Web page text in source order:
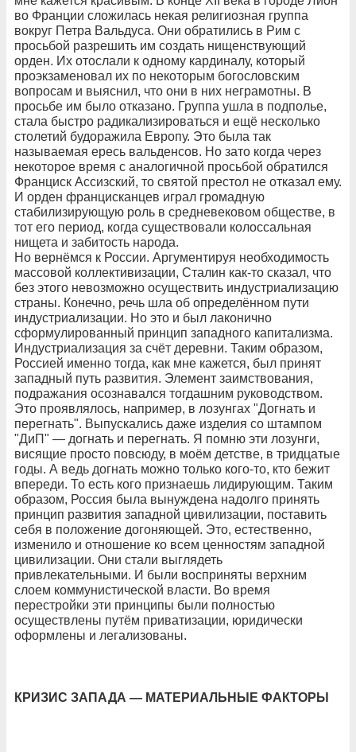
во Франции сложилась некая религиозная группа
вокруг Петра Вальдуса. Они обратились в Рим с
просьбой разрешить им создать нищенствующий
орден. Их отослали к одному кардиналу, который
проэкзаменовал их по некоторым богословским
вопросам и выяснил, что они в них неграмотны. В
просьбе им было отказано. Группа ушла в подполье,
стала быстро радикализироваться и ещё несколько
столетий будоражила Европу. Это была так
называемая ересь вальденсов. Но зато когда через
некоторое время с аналогичной просьбой обратился
Франциск Ассизский, то святой престол не отказал ему.
И орден францисканцев играл громадную
стабилизирующую роль в средневековом обществе, в
тот его период, когда существовали колоссальная
нищета и забитость народа.
Но вернёмся к России. Аргументируя необходимость
массовой коллективизации, Сталин как-то сказал, что
без этого невозможно осуществить индустриализацию
страны. Конечно, речь шла об определённом пути
индустриализации. Но это и был лаконично
сформулированный принцип западного капитализма.
Индустриализация за счёт деревни. Таким образом,
Россией именно тогда, как мне кажется, был принят
западный путь развития. Элемент заимствования,
подражания осознавался тогдашним руководством.
Это проявлялось, например, в лозунгах "Догнать и
перегнать". Выпускались даже изделия со штампом
"ДиП" — догнать и перегнать. Я помню эти лозунги,
висящие просто повсюду, в моём детстве, в тридцатые
годы. А ведь догнать можно только кого-то, кто бежит
впереди. То есть кого признаешь лидирующим. Таким
образом, Россия была вынуждена надолго принять
принцип развития западной цивилизации, поставить
себя в положение догоняющей. Это, естественно,
изменило и отношение ко всем ценностям западной
цивилизации. Они стали выглядеть
привлекательными. И были восприняты верхним
слоем коммунистической власти. Во время
перестройки эти принципы были полностью
осуществлены путём приватизации, юридически
оформлены и легализованы.
КРИЗИС ЗАПАДА — МАТЕРИАЛЬНЫЕ ФАКТОРЫ